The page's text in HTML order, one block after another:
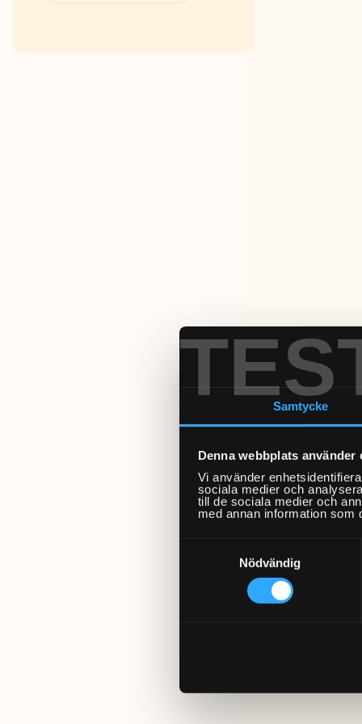
Samtycke
Denna webbplats använder
Vi använder
sociala medier och
till de sociala medier och
med annan information som
Nödvändig